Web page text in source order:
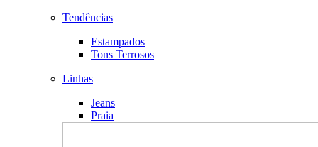
Tendências
Estampados
Tons Terrosos
Linhas
Jeans
Praia